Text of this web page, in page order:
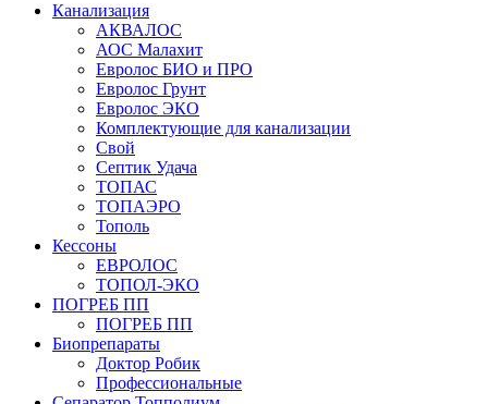
Канализация
АКВАЛОС
АОС Малахит
Евролос БИО и ПРО
Евролос Грунт
Евролос ЭКО
Комплектующие для канализации
Свой
Септик Удача
ТОПАС
ТОПАЭРО
Тополь
Кессоны
ЕВРОЛОС
ТОПОЛ-ЭКО
ПОГРЕБ ПП
ПОГРЕБ ПП
Биопрепараты
Доктор Робик
Профессиональные